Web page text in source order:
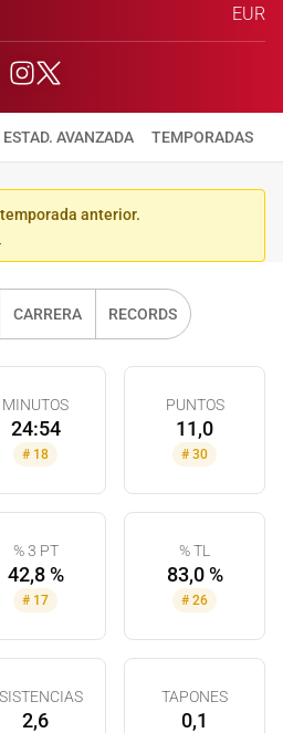
EUR
ESTAD. AVANZADA TEMPORADAS
anterior.
CARRERA RECORDS
MINUTOS
24:54
# 18
PUNTOS
11,0
# 30
% 3 PT
42,8 %
# 17
% TL
83,0 %
# 26
2,6
TAPONES
0,1